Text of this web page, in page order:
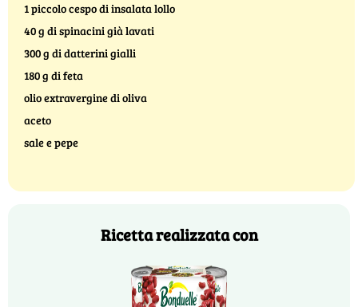
1 piccolo cespo di insalata lollo
40 g di spinacini già lavati
300 g di datterini gialli
180 g di feta
olio extravergine di oliva
aceto
sale e pepe
Ricetta realizzata con